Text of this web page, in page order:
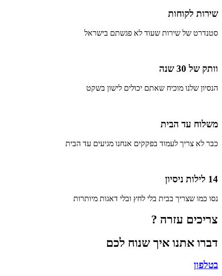
שירות לקוחות
סטנדרט של שירות שעוד לא פגשתם בישראל
וותק של 30 שנה
הנסיון שלנו מוכיח שאתם יכולים לישון בשקט
משלוח עד הבית
כבר לא צריך לעמוד בפקקים אנחנו מגיעים עד הבית
14 לילות ניסיון
נסו כמו שצריך בבית בלי לחץ ובלי דאגות מיותרות
צריכים עזרה ?
דברו אתנו איך שנוח לכם
בטלפון